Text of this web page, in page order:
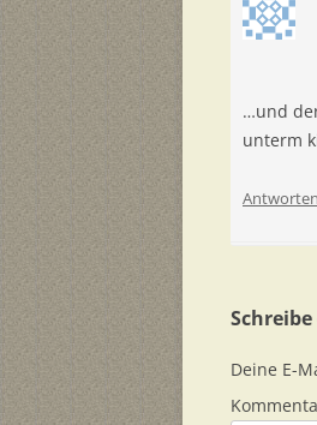
…und
unterm
Antworten
Deine E-